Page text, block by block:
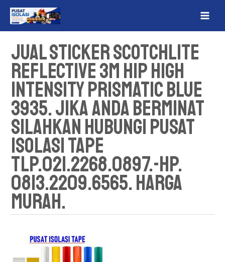
Jual Sticker Scotchlite
Reflective 3M HIP High
Intensity Prismatic Blue
3935. Jika Anda Berminat
Silahkan Hubungi Pusat
Isolasi Tape
Tlp.021.2268.0897.-Hp.
0813.2209.6565. Harga
Murah.